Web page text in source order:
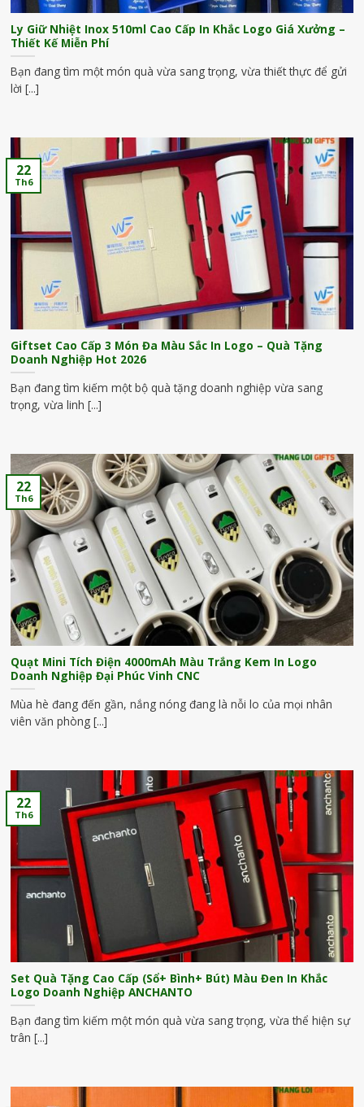
Ly Giữ Nhiệt Inox 510ml Cao Cấp In Khắc Logo Giá Xưởng –
Thiết Kế Miễn Phí
Bạn đang tìm một món quà vừa sang trọng, vừa thiết thực để gửi
lời [...]
Giftset Cao Cấp 3 Món Đa Màu Sắc In Logo – Quà Tặng
Doanh Nghiệp Hot 2026
Bạn đang tìm kiếm một bộ quà tặng doanh nghiệp vừa sang
trọng, vừa linh [...]
22
Th6
Quạt Mini Tích Điện 4000mAh Màu Trắng Kem In Logo
Doanh Nghiệp Đại Phúc Vinh CNC
Mùa hè đang đến gần, nắng nóng đang là nỗi lo của mọi nhân
viên văn phòng [...]
22
Th6
Set Quà Tặng Cao Cấp (Sổ+ Bình+ Bút) Màu Đen In Khắc
Logo Doanh Nghiệp ANCHANTO
Bạn đang tìm kiếm một món quà vừa sang trọng, vừa thể hiện sự
trân [...]
22
Th6